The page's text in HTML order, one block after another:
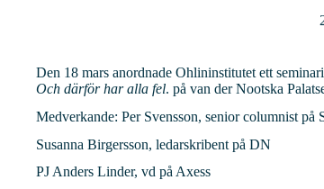
Den 18 mars anordnade Ohlininstitutet ett
Och därför har alla fel. på van der Nootska
Medverkande: Per Svensson, senior columnist på
Susanna Birgersson, ledarskribent på DN
PJ Anders Linder, vd på Axess